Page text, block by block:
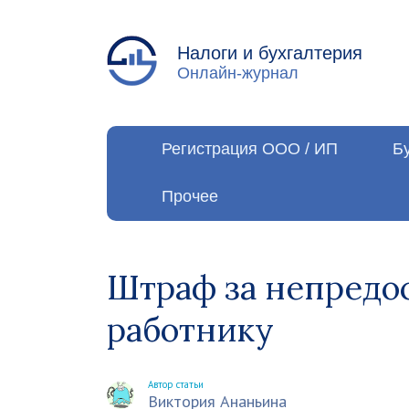
Налоги и бухгалтерия
Онлайн-журнал
Регистрация ООО / ИП
Прочее
Штраф за
работнику
Автор статьи
Виктория Ананьина